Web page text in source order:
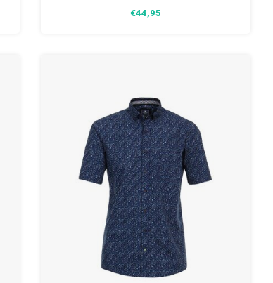
in meerdere maten.
€44,95